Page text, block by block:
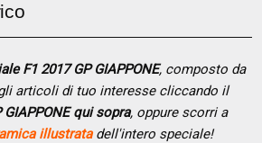
F1 2017 GP GIAPPONE, composto da
articoli di tuo interesse cliccando il
GIAPPONE qui sopra, oppure scorri a
illustratadell'intero speciale!